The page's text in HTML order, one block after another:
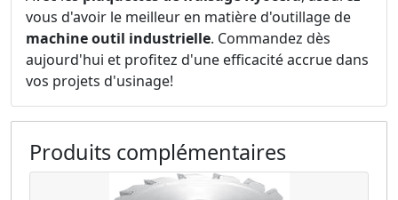
vous d'avoir le meilleur en matière d'outillage de
machine outil industrielle. Commandez dès
aujourd'hui et profitez d'une efficacité accrue dans
vos projets d'usinage!
Produits complémentaires